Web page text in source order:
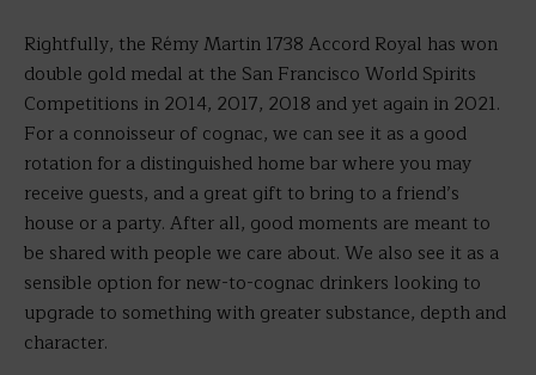
Rightfully, the Rémy Martin 1738 Accord Royal has won
double gold medal at the San Francisco World Spirits
Competitions in 2014, 2017, 2018 and yet again in 2021.
For a connoisseur of cognac, we can see it as a good
rotation for a distinguished home bar where you may
receive guests, and a great gift to bring to a friend’s
house or a party. After all, good moments are meant to
be shared with people we care about. We also see it as a
sensible option for new-to-cognac drinkers looking to
upgrade to something with greater substance, depth and
character.